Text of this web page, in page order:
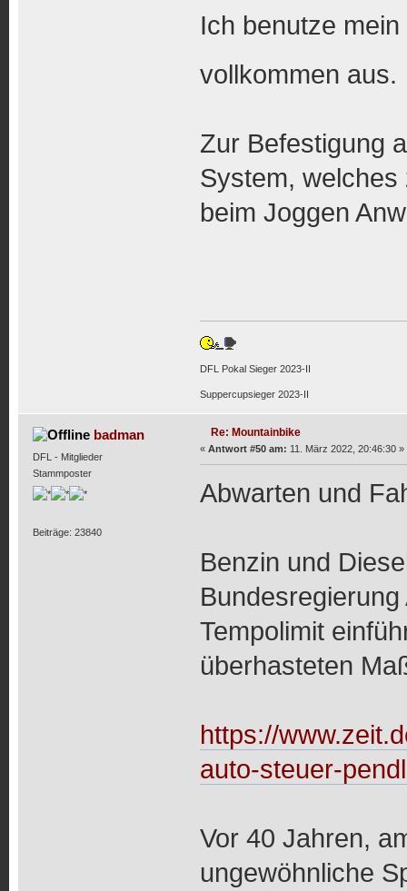
Ich benutze
vollkommen
Zur Befestigung
System,
beim Joggen
DFL Pokal Sieger 2023-II
Suppercupsieger 2023-II
badman
DFL - Mitglieder
Stammposter
Beiträge: 23840
Re: Mountainbike
« Antwort #50 am: 11. März 2022, 20:46:30 »
Abwarten und
Benzin und
Tempolimit
überhasteten
https://
auto-steuer-
Vor 40 Jahren,
ungewöhnliche